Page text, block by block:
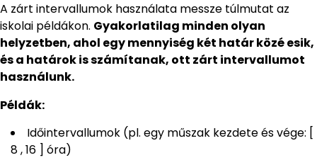
A zárt intervallumok használata messze túlmutat az
iskolai példákon. Gyakorlatilag minden olyan
helyzetben, ahol egy mennyiség két határ közé esik,
és a határok is számítanak, ott zárt intervallumot
használunk.
Példák:
Időintervallumok (pl. egy műszak kezdete és vége: [
8 , 16 ] óra)